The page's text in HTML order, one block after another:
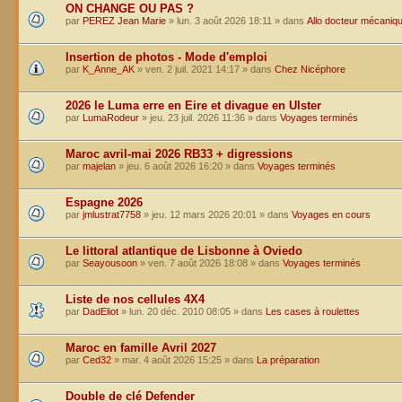
ON CHANGE OU PAS ?
par PEREZ Jean Marie » lun. 3 août 2026 18:11 » dans Allo docteur
Insertion de photos - Mode d'emploi
par K_Anne_AK » ven. 2 juil. 2021 14:17 » dans Chez Nicéphore
2026 le Luma erre en Eire et divague en Ulster
par LumaRodeur » jeu. 23 juil. 2026 11:36 » dans Voyages terminés
Maroc avril-mai 2026 RB33 + digressions
par majelan » jeu. 6 août 2026 16:20 » dans Voyages terminés
Espagne 2026
par jmlustrat7758 » jeu. 12 mars 2026 20:01 » dans Voyages en cours
Le littoral atlantique de Lisbonne à Oviedo
par Seayousoon » ven. 7 août 2026 18:08 » dans Voyages terminés
Liste de nos cellules 4X4
par DadEliot » lun. 20 déc. 2010 08:05 » dans Les cases à roulettes
Maroc en famille Avril 2027
par Ced32 » mar. 4 août 2026 15:25 » dans La préparation
Double de clé Defender